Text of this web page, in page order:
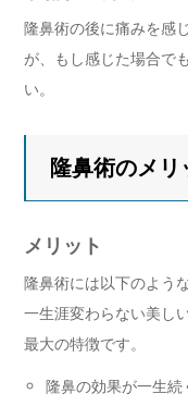
隆鼻術の後に痛みを感
が、もし感じた場合で
い。
隆鼻術のメリ
メリット
隆鼻術には以下のよう
一生涯変わらない美し
最大の特徴です。
隆鼻の効果が一生続